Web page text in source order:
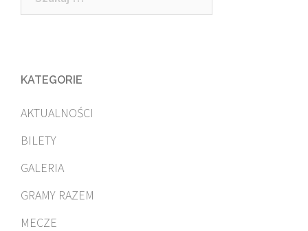
KATEGORIE
AKTUALNOŚCI
BILETY
GALERIA
GRAMY RAZEM
MECZE